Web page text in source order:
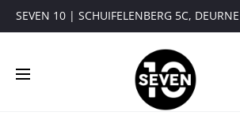
SEVEN 10 | SCHUIFELENBERG 5C,